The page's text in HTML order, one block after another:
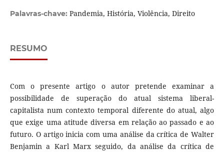
Palavras-chave: Pandemia, História, Violência, Direito
RESUMO
Com o presente artigo o autor pretende examinar a
possibilidade de superação do atual sistema liberal-
capitalista num contexto temporal diferente do atual, algo
que exige uma atitude diversa em relação ao passado e ao
futuro. O artigo inicia com uma análise da crítica de Walter
Benjamin a Karl Marx seguido, da análise da crítica de